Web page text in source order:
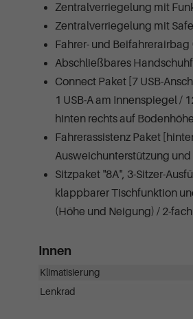
Zentralverriegelung mit
Zentralverriegelung mit
Fahrer- und
Abschließbares
Connect Paket [7 USB-
1 USB-A am Innenspiegel /
hinten rechts auf
Fahrerassistenz Paket
Ausweichunterstützung
Sitzpaket "8A", 3-Sitzer-
klappbarer Tischfunktion
(Höhe und Neigung) / 2-
Innen
Klimatisierung
Lenkrad